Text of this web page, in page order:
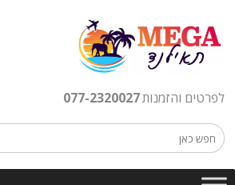
לפרטים והזמנות077-2320027